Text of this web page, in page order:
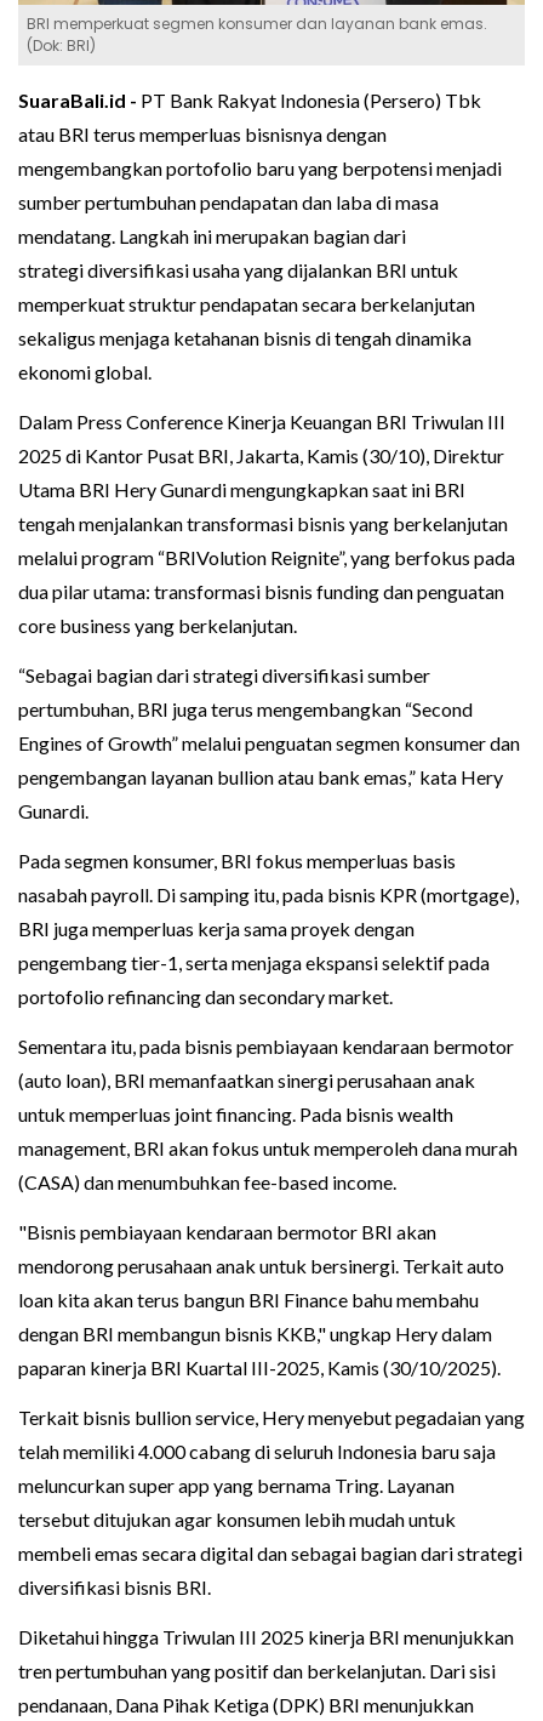
BRI memperkuat segmen konsumer dan layanan bank emas.
(Dok: BRI)
SuaraBali.id - PT Bank Rakyat Indonesia (Persero) Tbk
atau BRI terus memperluas bisnisnya dengan
mengembangkan portofolio baru yang berpotensi menjadi
sumber pertumbuhan pendapatan dan laba di masa
mendatang. Langkah ini merupakan bagian dari
strategi diversifikasi usaha yang dijalankan BRI untuk
memperkuat struktur pendapatan secara berkelanjutan
sekaligus menjaga ketahanan bisnis di tengah dinamika
ekonomi global.
Dalam Press Conference Kinerja Keuangan BRI Triwulan III
2025 di Kantor Pusat BRI, Jakarta, Kamis (30/10), Direktur
Utama BRI Hery Gunardi mengungkapkan saat ini BRI
tengah menjalankan transformasi bisnis yang berkelanjutan
melalui program “BRIVolution Reignite”, yang berfokus pada
dua pilar utama: transformasi bisnis funding dan penguatan
core business yang berkelanjutan.
“Sebagai bagian dari strategi diversifikasi sumber
pertumbuhan, BRI juga terus mengembangkan “Second
Engines of Growth” melalui penguatan segmen konsumer dan
pengembangan layanan bullion atau bank emas,” kata Hery
Gunardi.
Pada segmen konsumer, BRI fokus memperluas basis
nasabah payroll. Di samping itu, pada bisnis KPR (mortgage),
BRI juga memperluas kerja sama proyek dengan
pengembang tier-1, serta menjaga ekspansi selektif pada
portofolio refinancing dan secondary market.
Sementara itu, pada bisnis pembiayaan kendaraan bermotor
(auto loan), BRI memanfaatkan sinergi perusahaan anak
untuk memperluas joint financing. Pada bisnis wealth
management, BRI akan fokus untuk memperoleh dana murah
(CASA) dan menumbuhkan fee-based income.
"Bisnis pembiayaan kendaraan bermotor BRI akan
mendorong perusahaan anak untuk bersinergi. Terkait auto
loan kita akan terus bangun BRI Finance bahu membahu
dengan BRI membangun bisnis KKB," ungkap Hery dalam
paparan kinerja BRI Kuartal III-2025, Kamis (30/10/2025).
Terkait bisnis bullion service, Hery menyebut pegadaian yang
telah memiliki 4.000 cabang di seluruh Indonesia baru saja
meluncurkan super app yang bernama Tring. Layanan
tersebut ditujukan agar konsumen lebih mudah untuk
membeli emas secara digital dan sebagai bagian dari strategi
diversifikasi bisnis BRI.
Diketahui hingga Triwulan III 2025 kinerja BRI menunjukkan
tren pertumbuhan yang positif dan berkelanjutan. Dari sisi
pendanaan, Dana Pihak Ketiga (DPK) BRI menunjukkan